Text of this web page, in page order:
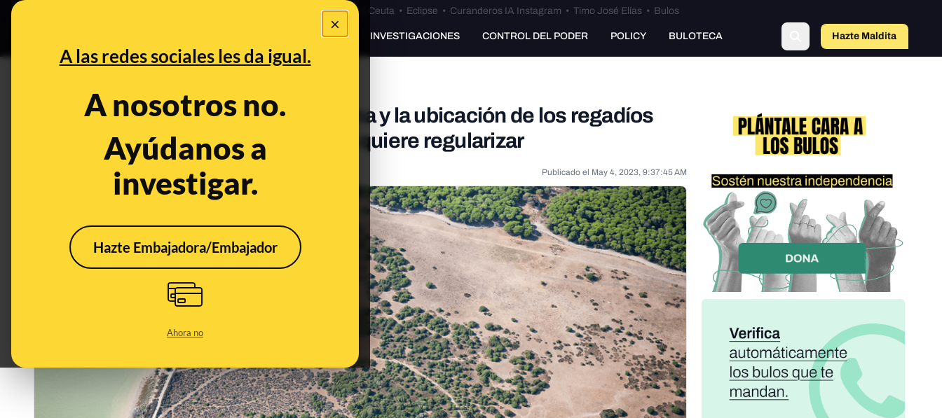
×
A las redes sociales les da igual.
A nosotros no.
Ayúdanos a
investigar.
Hazte Embajadora/Embajador
Ahora no
Especial Ceuta•Bulos Ceuta • Eclipse • Curanderos IA Instagram • Timo José Elías • Bulos
PREBUNKING INVESTIGACIONES CONTROL DEL PODER POLICY BULOTECA Hazte Maldito
a
La extensión del acuífero de Doñana y la ubicación de los regadíos
que la proposición de ley andaluza quiere regularizar
Publicado el May 4, 2023, 9:37:45 AM